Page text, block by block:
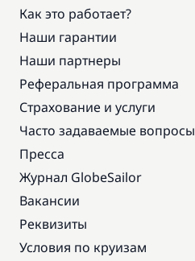
Как это работает?
Наши гарантии
Наши партнеры
Реферальная программа
Страхование и услуги
Часто задаваемые вопросы
Пресса
Журнал GlobeSailor
Вакансии
Реквизиты
Условия по круизам